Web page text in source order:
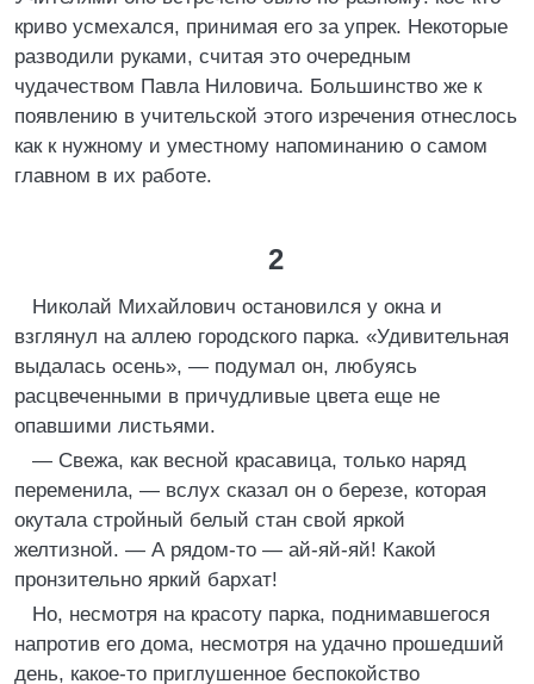
криво усмехался, принимая его за упрек. Некоторые
разводили руками, считая это очередным
чудачеством Павла Ниловича. Большинство же к
появлению в учительской этого изречения отнеслось
как к нужному и уместному напоминанию о самом
главном в их работе.
2
Николай Михайлович остановился у окна и
взглянул на аллею городского парка. «Удивительная
выдалась осень», — подумал он, любуясь
расцвеченными в причудливые цвета еще не
опавшими листьями.
— Свежа, как весной красавица, только наряд
переменила, — вслух сказал он о березе, которая
окутала стройный белый стан свой яркой
желтизной. — А рядом-то — ай-яй-яй! Какой
пронзительно яркий бархат!
Но, несмотря на красоту парка, поднимавшегося
напротив его дома, несмотря на удачно прошедший
день, какое-то приглушенное беспокойство